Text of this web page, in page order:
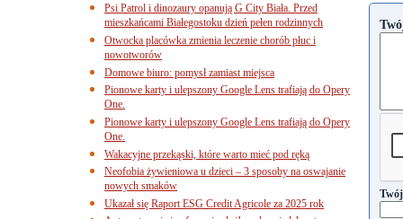
Psi Patrol i dinozaury opanują G City Biała. Przed
mieszkańcami Białegostoku dzień pełen rodzinnych
Otwocka placówka zmienia leczenie chorób płuc i
nowotworów
Domowe biuro: pomysł zamiast miejsca
Pionowe karty i ulepszony Google Lens trafiają do Opery
One.
Pionowe karty i ulepszony Google Lens trafiają do Opery
One.
Wakacyjne przekąski, które warto mieć pod ręką
Neofobia żywieniowa u dzieci – 3 sposoby na oswajanie
nowych smaków
Ukazał się Raport ESG Credit Agricole za 2025 rok